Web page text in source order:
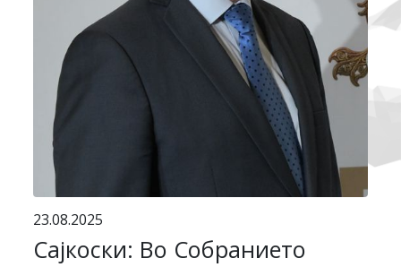
23.08.2025
Сајкоски: Во Собранието